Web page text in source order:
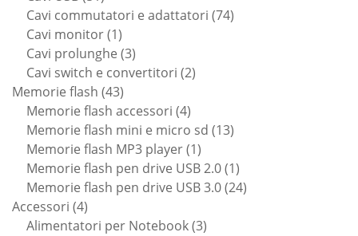
prodotti
Cavi commutatori e adattatori 7474
Cavi monitor 11
prodotto
Cavi prolunghe 33
prodotti
Cavi switch e convertitori 22
Memorie flash 4343
prodotti
Memorie flash accessori 44
prodotti
Memorie flash mini e micro sd 1313
Memorie flash MP3 player 11
prodotto
Memorie flash pen drive USB 2.0 11
prodotto
Memorie flash pen drive USB 3.0 2424
Accessori 44
prodotti
Alimentatori per Notebook 33